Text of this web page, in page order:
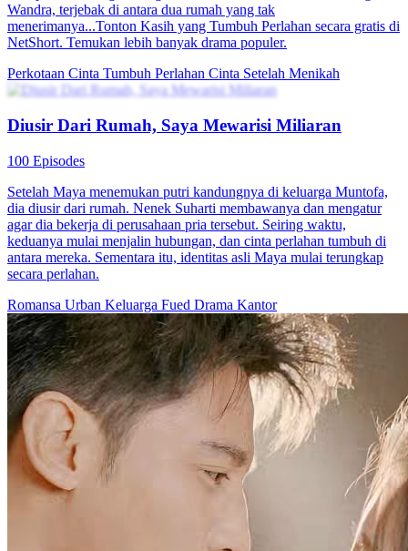
Wandra, terjebak di antara dua rumah yang tak
menerimanya...Tonton Kasih yang Tumbuh Perlahan secara gratis di
NetShort. Temukan lebih banyak drama populer.
Perkotaan Cinta Tumbuh Perlahan Cinta Setelah Menikah